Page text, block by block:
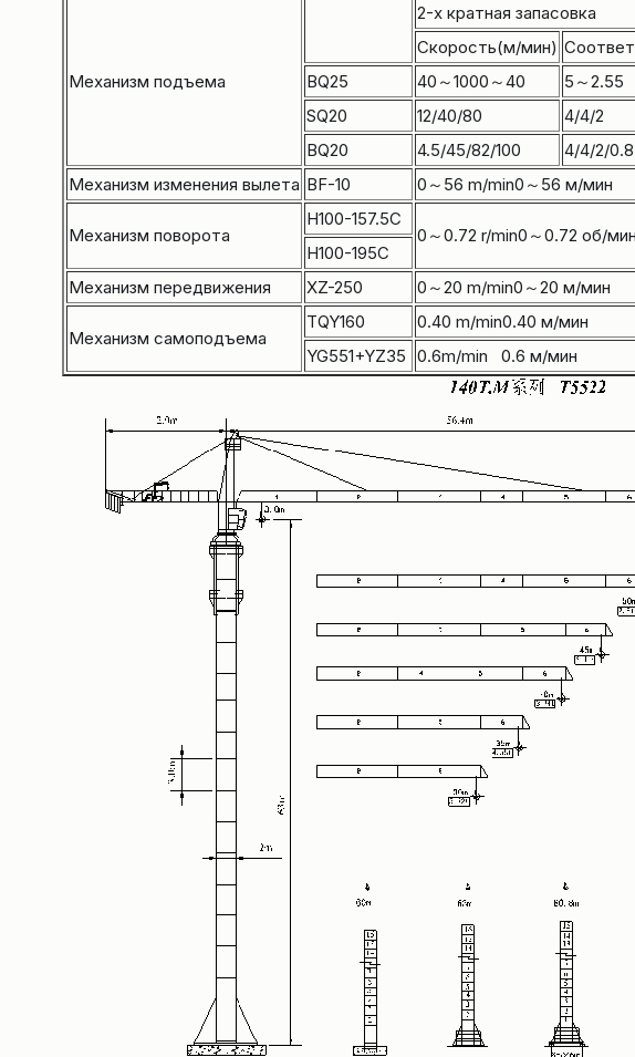
Механизм подъема
2-х кратная запасовка
Скорость(м/мин)
BQ25
40～1000～40 5～2.55
SQ20
12/40/80 4/4/2
BQ20
4.5/45/82/100 4/4/2/0.8
Механизм изменения вылета BF-10 0～56 m/min0～56 м/мин
Механизм поворота
H100-157.5C
0～0.72 r/min0～0.72 об/мин
H100-195C
Механизм передвижения
XZ-250 0～20 m/min0～20 м/мин
Механизм самоподъема
TQY160 0.40 m/min0.40 м/мин
YG551+YZ35 0.6m/min 0.6 м/мин